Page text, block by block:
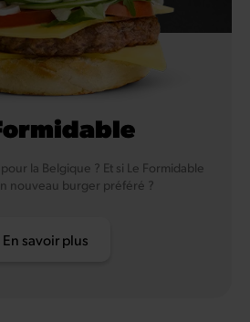
la Belgique ? Et si Le Formidable
nouveau burger préféré ?
En savoir plus